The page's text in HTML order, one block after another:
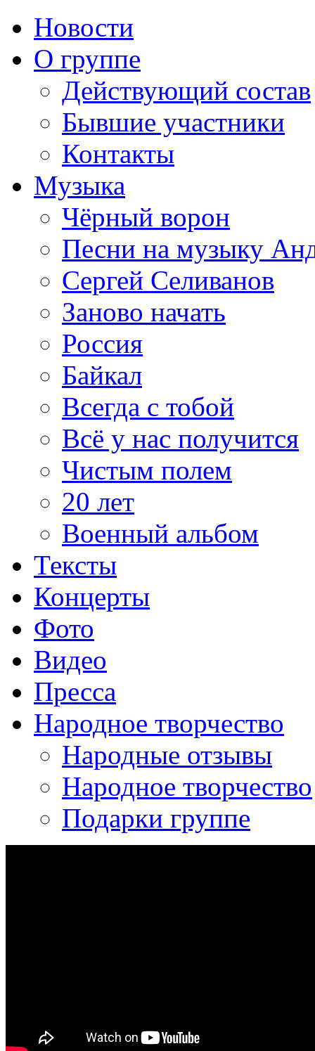
Новости
О группе
Действующий состав
Бывшие участники
Контакты
Музыка
Чёрный ворон
Песни на музыку
Сергей Селиванов
Заново начать
Россия
Байкал
Всегда с тобой
Всё у нас получится
Чистым полем
20 лет
Военный альбом
Тексты
Концерты
Фото
Видео
Пресса
Народное творчество
Народные отзывы
Народное творчество
Подарки группе